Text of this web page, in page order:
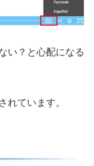
い？と心配になる
れています。